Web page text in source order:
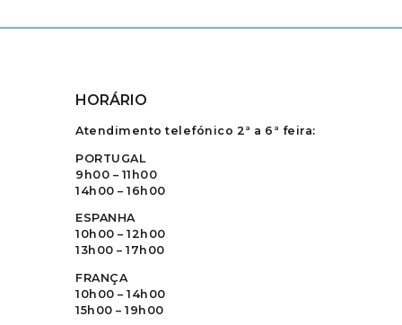
HORÁRIO
Atendimento telefónico 2ª a 6ª feira:
PORTUGAL
9h00 – 11h00
14h00 – 16h00
ESPANHA
10h00 – 12h00
13h00 – 17h00
FRANÇA
10h00 – 14h00
15h00 – 19h00